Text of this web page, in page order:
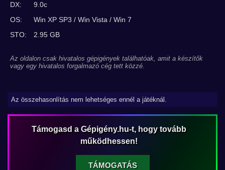
DX:
9.0c
OS:
Win XP SP3 / Win Vista / Win 7
STO:
2.95 GB
Az oldalon csak hivatalos gépigények találhatóak, amit a készítők
vagy egy hivatalos forgalmazó cég tett közzé.
Az összehasonlítás nem lehetséges ennél a játéknál.
Támogasd a Gépigény.hu-t, hogy tovább
működhessen!
TÁMOGATÁS